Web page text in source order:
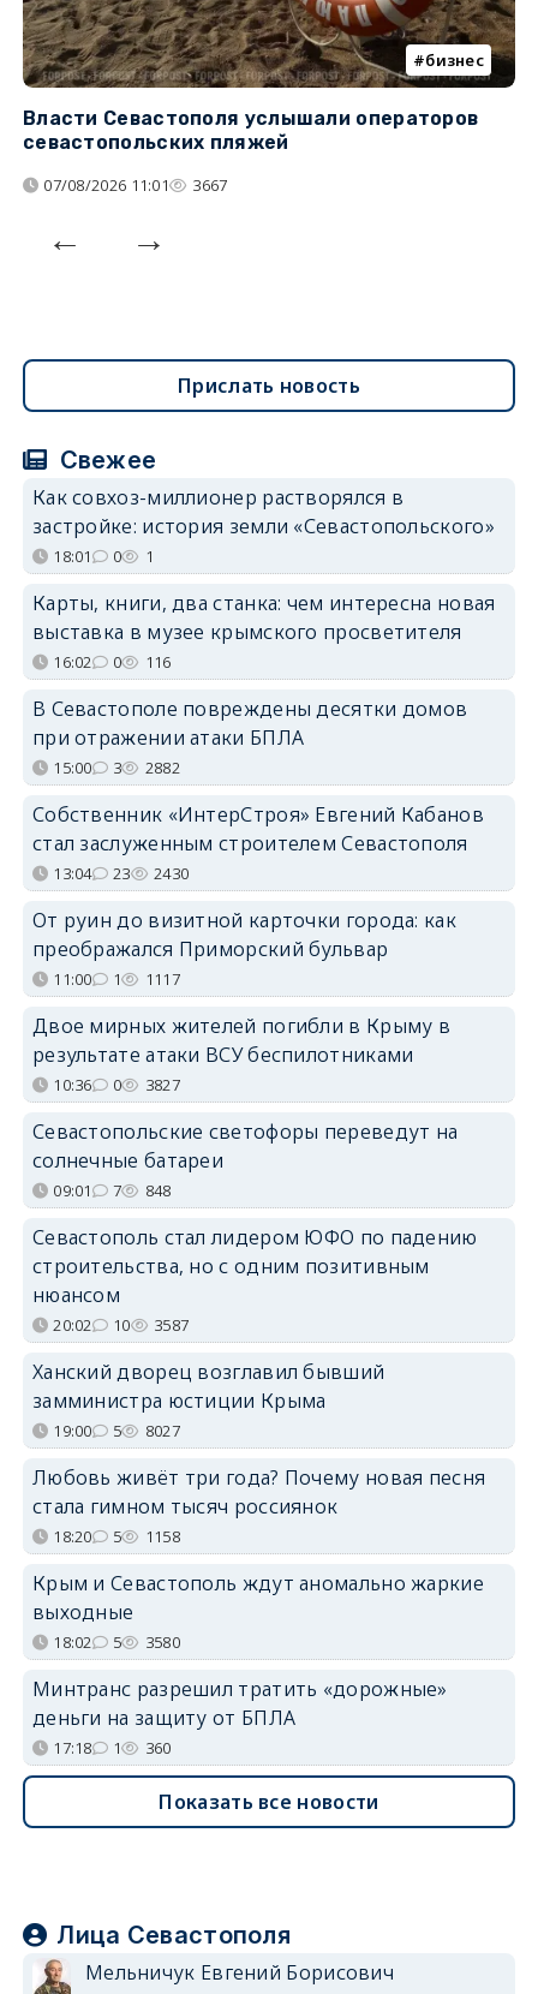
бизнес
Власти Севастополя услышали операторов
севастопольских пляжей
07/08/2026 11:01 3667
Прислать новость
Свежее
Как совхоз-миллионер растворялся в
застройке: история земли «Севастопольского»
18:01 0 1
Карты, книги, два станка: чем интересна новая
выставка в музее крымского просветителя
16:02 0 116
В Севастополе повреждены десятки домов
при отражении атаки БПЛА
15:00 3 2882
Собственник «ИнтерСтроя» Евгений Кабанов
стал заслуженным строителем Севастополя
13:04 23 2430
От руин до визитной карточки города: как
преображался Приморский бульвар
11:00 1 1117
Двое мирных жителей погибли в Крыму в
результате атаки ВСУ беспилотниками
10:36 0 3827
Севастопольские светофоры переведут на
солнечные батареи
09:01 7 848
Севастополь стал лидером ЮФО по падению
строительства, но с одним позитивным
нюансом
20:02 10 3587
Ханский дворец возглавил бывший
замминистра юстиции Крыма
19:00 5 8027
Любовь живёт три года? Почему новая песня
стала гимном тысяч россиянок
18:20 5 1158
Крым и Севастополь ждут аномально жаркие
выходные
18:02 5 3580
Минтранс разрешил тратить «дорожные»
деньги на защиту от БПЛА
17:18 1 360
Показать все новости
Лица Севастополя
Мельничук Евгений Борисович